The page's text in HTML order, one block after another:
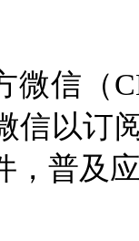
微信（
信以订
，普及